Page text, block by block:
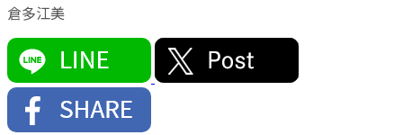
倉多江美